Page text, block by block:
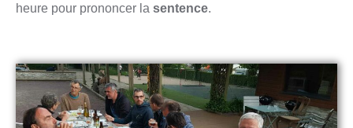
heure pour prononcer la sentence.